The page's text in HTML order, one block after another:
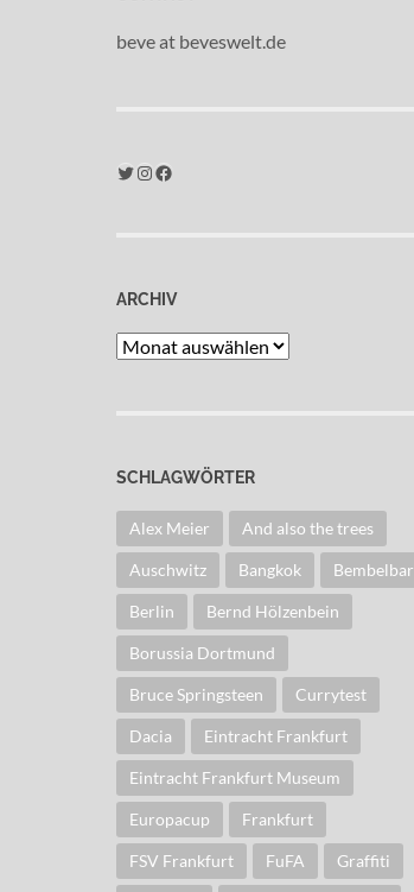
beve at beveswelt.de
Twitter Instagram Facebook
ARCHIV
Archiv
SCHLAGWÖRTER
Alex Meier And also the trees
Auschwitz Bangkok Bembelbar
Berlin Bernd Hölzenbein
Borussia Dortmund
Bruce Springsteen Currytest
Dacia Eintracht Frankfurt
Eintracht Frankfurt Museum
Europacup Frankfurt
FSV Frankfurt FuFA Graffiti